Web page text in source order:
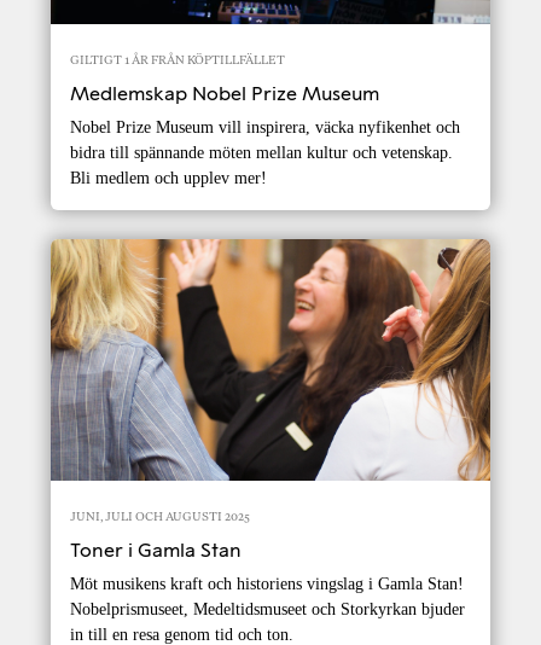
GILTIGT 1 ÅR FRÅN KÖPTILLFÄLLET
Medlemskap Nobel Prize Museum
Nobel Prize Museum vill inspirera, väcka nyfikenhet och
bidra till spännande möten mellan kultur och vetenskap.
Bli medlem och upplev mer!
JUNI, JULI OCH AUGUSTI 2025
Toner i Gamla Stan
Möt musikens kraft och historiens vingslag i Gamla Stan!
Nobelprismuseet, Medeltidsmuseet och Storkyrkan bjuder
in till en resa genom tid och ton.